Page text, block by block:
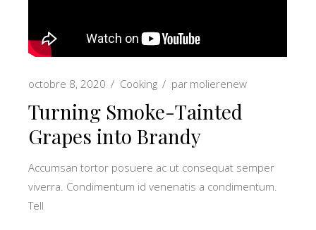
octobre 8, 2020 Cooking par molierenew
Turning Smoke-Tainted
Grapes into Brandy
Accumsan tortor posuere ac ut consequat semper
viverra. Condimentum id venenatis a condimentum.
Tell